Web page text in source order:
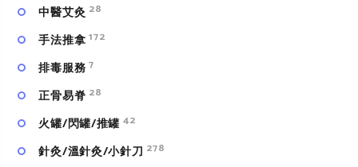
中醫艾灸 28
手法推拿 172
排毒服務 7
正骨易脊 28
火罐/閃罐/推罐 42
針灸/溫針灸/小針刀 278